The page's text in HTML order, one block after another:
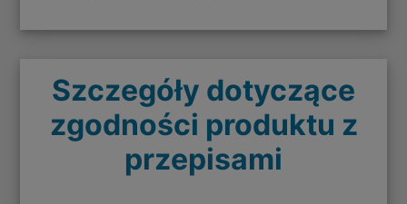
Szczegóły dotyczące
zgodności produktu z
przepisami